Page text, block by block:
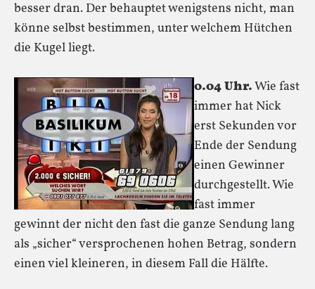
besser dran. Der behauptet wenigstens nicht, man
könne selbst bestimmen, unter welchem Hütchen
die Kugel liegt.
0.04 Uhr.Wie fast
immer hat Nick
erst Sekunden vor
Ende der Sendung
einen Gewinner
durchgestellt. Wie
fast immer
gewinnt der nicht den fast die ganze Sendung lang
als „sicher“ versprochenen hohen Betrag, sondern
einen viel kleineren, in diesem Fall die Hälfte.